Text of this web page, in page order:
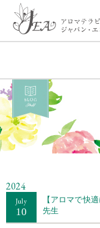
2024
July
10
【アロマで快
先生